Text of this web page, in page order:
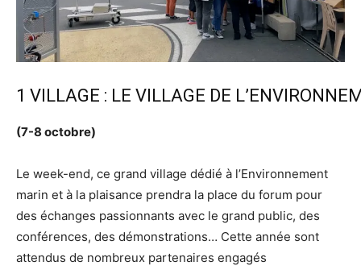
1 VILLAGE : LE VILLAGE DE
(7-8 octobre)
Le week-end, ce grand village dédié à l’Environnement
marin et à la plaisance prendra la place du forum pour
des échanges passionnants avec le grand public, des
conférences, des démonstrations… Cette année sont
attendus de nombreux partenaires engagés